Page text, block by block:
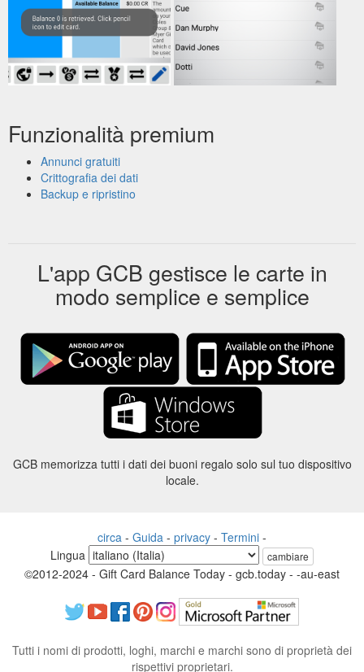
Funzionalità premium
Annunci gratuiti
Crittografia dei dati
Backup e ripristino
L'app GCB gestisce le carte in
modo semplice e semplice
GCB memorizza tutti i dati dei buoni regalo solo sul tuo dispositivo
locale.
circa - Guida - privacy - Termini -
Lingua
cambiare
©2012-2024 - Gift Card Balance Today - gcb.today - -au-east
Tutti i nomi di prodotti, loghi, marchi e marchi sono di proprietà dei
rispettivi proprietari.